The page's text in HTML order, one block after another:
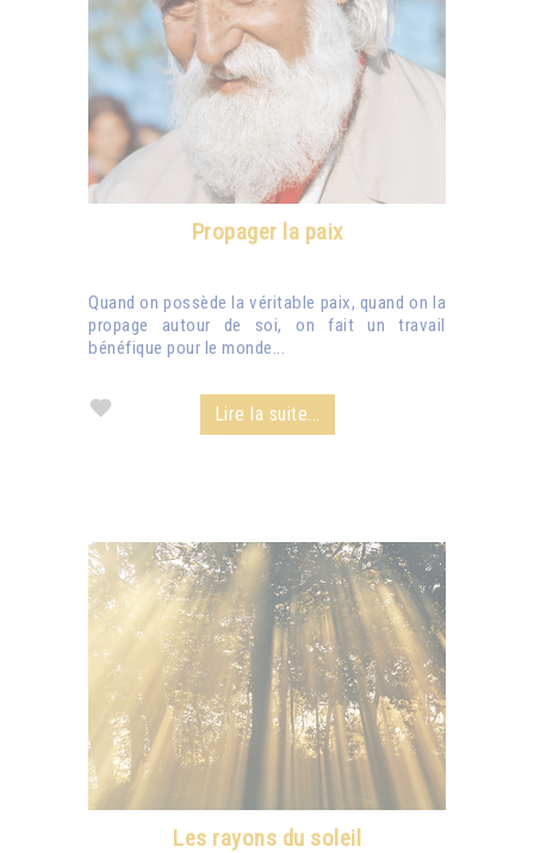
Propager la paix
Quand on possède la véritable paix, quand on la
propage autour de soi, on fait un travail
bénéfique pour le monde...
Lire la suite...
Les rayons du soleil